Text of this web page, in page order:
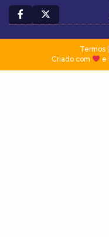
Termos|
Criado com
e